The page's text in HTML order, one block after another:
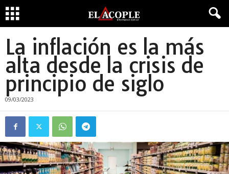
La inflación es la más
alta desde la crisis de
principio de siglo
09/03/2023